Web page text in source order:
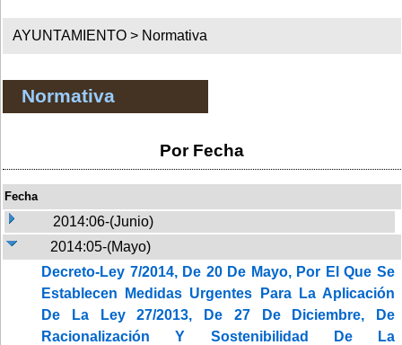
AYUNTAMIENTO > Normativa
Normativa
Por Fecha
Fecha
2014:06-(Junio)
2014:05-(Mayo)
Decreto-Ley 7/2014, De 20 De Mayo, Por El Que Se
Establecen Medidas Urgentes Para La Aplicación
De La Ley 27/2013, De 27 De Diciembre, De
Racionalización Y Sostenibilidad De La